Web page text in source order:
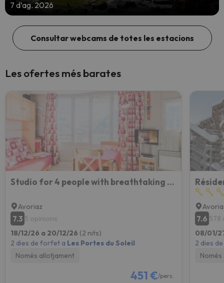
7 d’ag. 2026
Consultar webcams de totes les estacions
Les ofertes més barates
Studio for 4 people with breathtaking view
Avoriaz
7.3 5 opinions
18/12/26 a 20/12/26 (2 nits)
2 dies de forfet a Les Portes du Soleil
Només allotjament
451 €/pers.
7.6 578
08/01/
2 dies